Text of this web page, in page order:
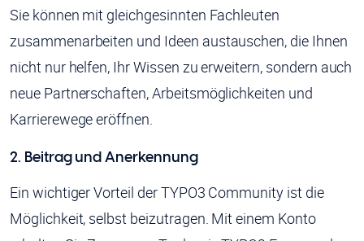
Sie können mit gleichgesinnten Fachleuten
zusammenarbeiten und Ideen austauschen, die Ihnen
nicht nur helfen, Ihr Wissen zu erweitern, sondern auch
neue Partnerschaften, Arbeitsmöglichkeiten und
Karrierewege eröffnen.
2. Beitrag und Anerkennung
Ein wichtiger Vorteil der TYPO3 Community ist die
Möglichkeit, selbst beizutragen. Mit einem Konto